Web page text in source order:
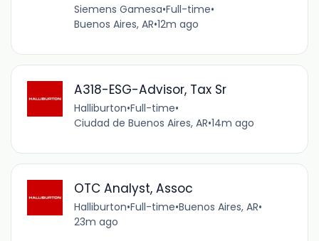
Siemens Gamesa•Full-time•
Buenos Aires, AR•12m ago
A318-ESG-Advisor, Tax Sr
Halliburton•Full-time•
Ciudad de Buenos Aires, AR•14m ago
OTC Analyst, Assoc
Halliburton•Full-time•Buenos Aires, AR•
23m ago